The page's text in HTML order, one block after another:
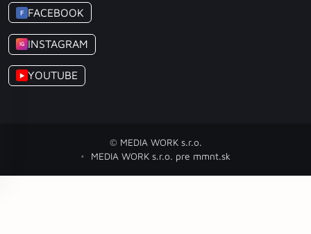
F FACEBOOK
IG INSTAGRAM
▶ YOUTUBE
© MEDIA WORK s.r.o.
MEDIA WORK s.r.o. pre mmnt.sk